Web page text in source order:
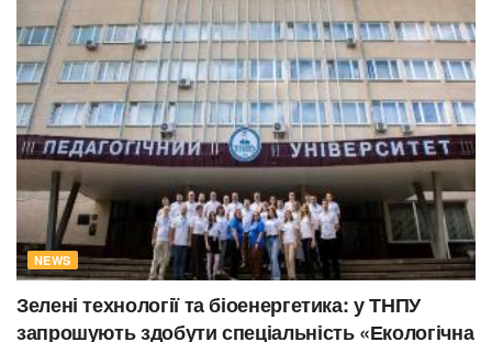
NEWS
Зелені технології та біоенергетика: у ТНПУ
запрошують здобути спеціальність «Екологічна